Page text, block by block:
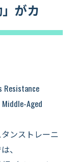
がカ
Resistance
Aged
ンストレーニ
、